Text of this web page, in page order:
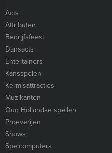
Acts
Attributen
Bedrijfsfeest
Dansacts
Entertainers
Kansspelen
Kermisattracties
Muzikanten
Oud Hollandse spellen
Proeverijen
Shows
Spelcomputers